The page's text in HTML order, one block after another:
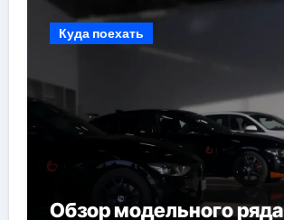
Куда поехать
Обзор модельного ряда